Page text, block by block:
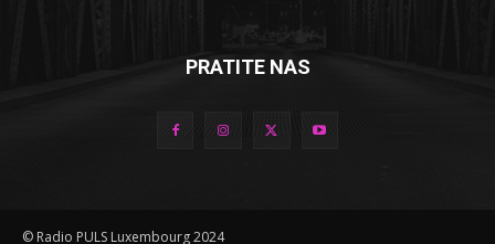
PRATITE NAS
© Radio PULS Luxembourg 2024